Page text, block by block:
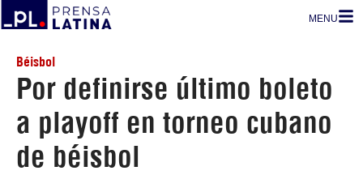
MENU
Béisbol
Por definirse último boleto
a playoff en torneo cubano
de béisbol